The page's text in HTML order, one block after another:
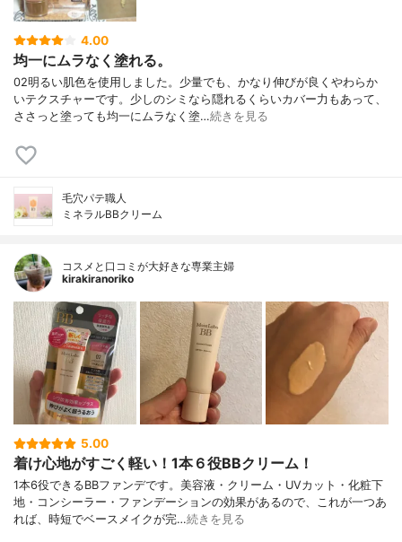
4.00
均一にムラなく塗れる。
02明るい肌色を使用しました。少量でも、かなり伸びが良くやわらか
いテクスチャーです。少しのシミなら隠れるくらいカバー力もあって、
ささっと塗っても均一にムラなく塗…続きを見る
毛穴パテ職人
ミネラルBBクリーム
コスメと口コミが大好きな専業主婦
kirakiranoriko
5.00
着け心地がすごく軽い！1本６役BBクリーム！
1本6役できるBBファンデです。美容液・クリーム・UVカット・化粧下
地・コンシーラー・ファンデーションの効果があるので、これが一つあ
れば、時短でベースメイクが完…続きを見る